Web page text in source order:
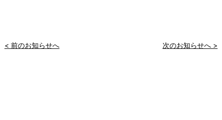
< 前のお知らせへ 次のお知らせへ >